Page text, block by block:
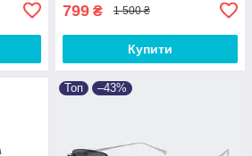
799 ₴ 1 500 ₴
Купити
Топ –43%